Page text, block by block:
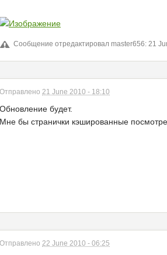
Сообщение отредактировал master656: 21
Отправлено 21 June 2010 - 18:10
Обновление будет.
Мне бы странички кэшированные
Отправлено 22 June 2010 - 06:25